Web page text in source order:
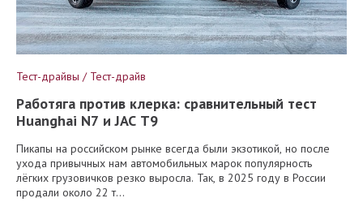
Тест-драйвы / Тест-драйв
Работяга против клерка: сравнительный тест
Huanghai N7 и JAC T9
Пикапы на российском рынке всегда были экзотикой, но после
ухода привычных нам автомобильных марок популярность
лёгких грузовичков резко выросла. Так, в 2025 году в России
продали около 22 т...